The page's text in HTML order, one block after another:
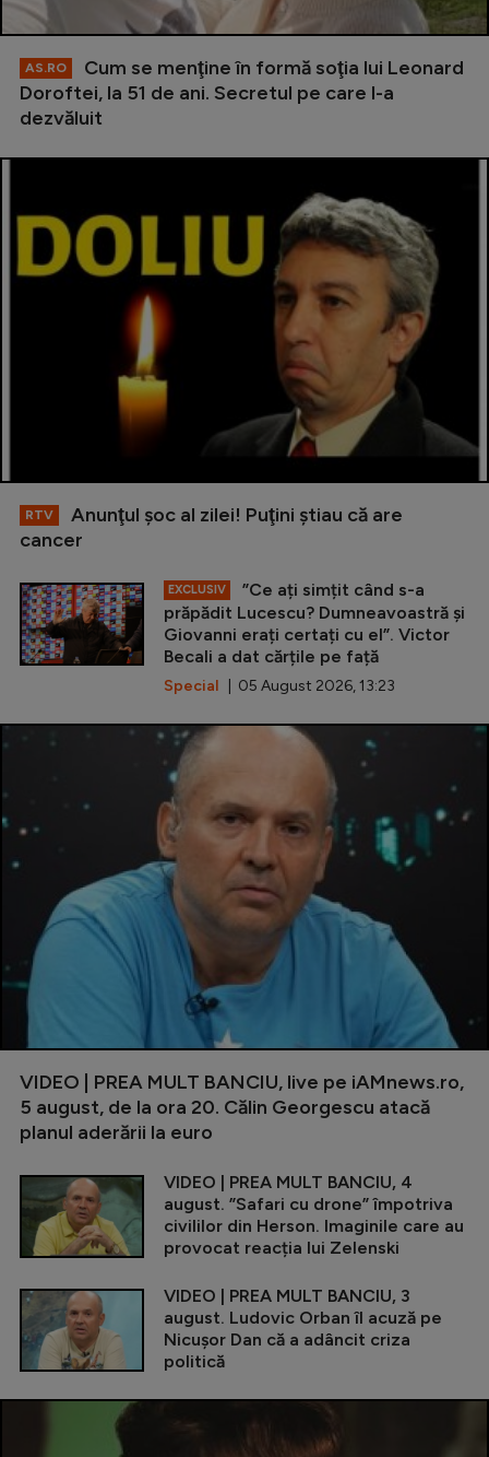
AS.RO
Cum se menţine în formă soţia lui Leonard
Doroftei, la 51 de ani. Secretul pe care l-a
dezvăluit
RTV
Anunţul şoc al zilei! Puţini ştiau că are
cancer
EXCLUSIV
”Ce ați simțit când s-a
prăpădit Lucescu? Dumneavoastră și
Giovanni erați certați cu el”. Victor
Becali a dat cărțile pe față
Special | 05 August 2026, 13:23
VIDEO | PREA MULT BANCIU, live pe iAMnews.ro,
5 august, de la ora 20. Călin Georgescu atacă
planul aderării la euro
VIDEO | PREA MULT BANCIU, 4
august. ”Safari cu drone” împotriva
civililor din Herson. Imaginile care au
provocat reacția lui Zelenski
VIDEO | PREA MULT BANCIU, 3
august. Ludovic Orban îl acuză pe
Nicușor Dan că a adâncit criza
politică